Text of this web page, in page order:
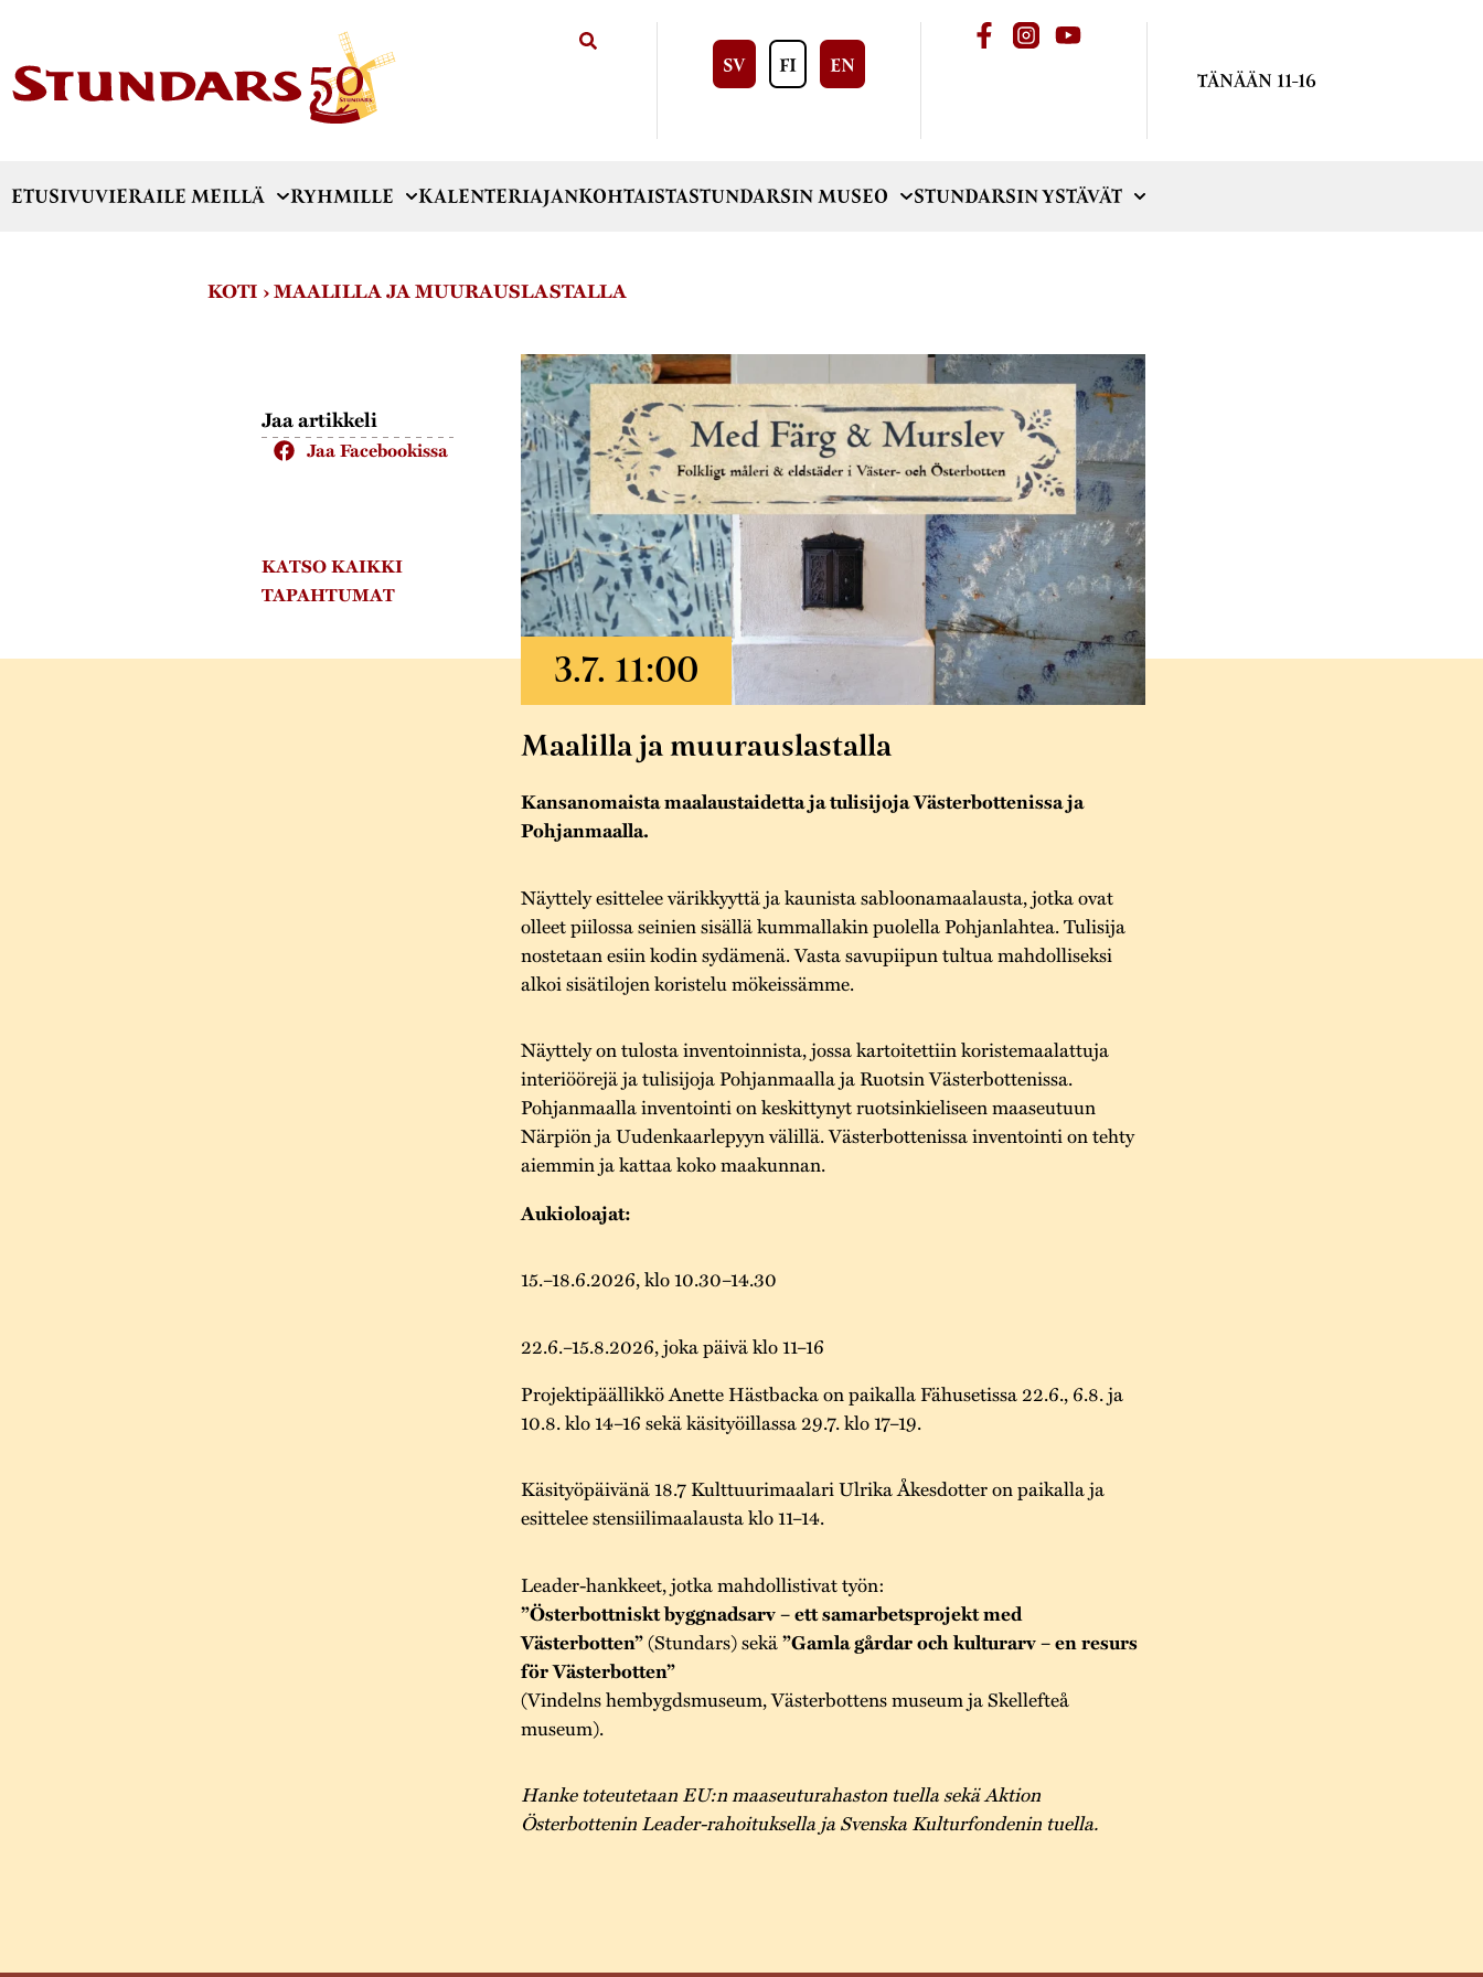
SV FI EN
TÄNÄÄN 11-16
ETUSIVUVIERAILE MEILLÄ RYHMILLE KALENTERIAJANKOHTAISTASTUNDARSIN MUSEO STUNDARSIN YSTÄVÄT
KOTI ›MAALILLA JA MUURAUSLASTALLA
Jaa artikkeli
Jaa Facebookissa
KATSO KAIKKI
TAPAHTUMAT
Maalilla ja muurauslastalla
Kansanomaista maalaustaidetta ja tulisijoja Västerbottenissa ja
Pohjanmaalla.
Näyttely esittelee värikkyyttä ja kaunista sabloonamaalausta, jotka ovat
olleet piilossa seinien sisällä kummallakin puolella Pohjanlahtea. Tulisija
nostetaan esiin kodin sydämenä. Vasta savupiipun tultua mahdolliseksi
alkoi sisätilojen koristelu mökeissämme.
Näyttely on tulosta inventoinnista, jossa kartoitettiin koristemaalattuja
interiöörejä ja tulisijoja Pohjanmaalla ja Ruotsin Västerbottenissa.
Pohjanmaalla inventointi on keskittynyt ruotsinkieliseen maaseutuun
Närpiön ja Uudenkaarlepyyn välillä. Västerbottenissa inventointi on tehty
aiemmin ja kattaa koko maakunnan.
Aukioloajat:
15.–18.6.2026, klo 10.30–14.30
22.6.–15.8.2026, joka päivä klo 11–16
Projektipäällikkö Anette Hästbacka on paikalla Fähusetissa 22.6., 6.8. ja
10.8. klo 14–16 sekä käsityöillassa 29.7. klo 17–19.
Käsityöpäivänä 18.7 Kulttuurimaalari Ulrika Åkesdotter on paikalla ja
esittelee stensiilimaalausta klo 11–14.
Leader-hankkeet, jotka mahdollistivat työn:
”Österbottniskt byggnadsarv – ett samarbetsprojekt med
Västerbotten”(Stundars) sekä”Gamla gårdar och kulturarv – en resurs
för Västerbotten”
(Vindelns hembygdsmuseum, Västerbottens museum ja Skellefteå
museum).
Hanke toteutetaan EU:n maaseuturahaston tuella sekä Aktion
Österbottenin Leader-rahoituksella ja Svenska Kulturfondenin tuella.